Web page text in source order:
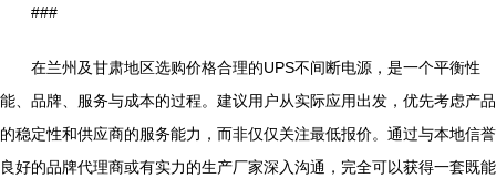
###
在兰州及甘肃地区选购价格合理的UPS不间断电源，是一个平衡性
能、品牌、服务与成本的过程。建议用户从实际应用出发，优先考虑产品
的稳定性和供应商的服务能力，而非仅仅关注最低报价。通过与本地信誉
良好的品牌代理商或有实力的生产厂家深入沟通，完全可以获得一套既能